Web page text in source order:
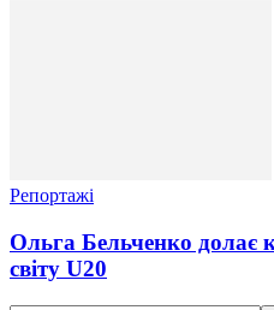
Репортажі
Ольга Бельченко долає
світу U20